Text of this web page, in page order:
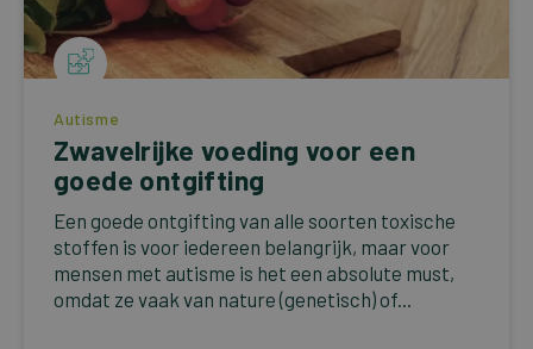
Autisme
Zwavelrijke voeding voor een
goede ontgifting
Een goede ontgifting van alle soorten toxische
stoffen is voor iedereen belangrijk, maar voor
mensen met autisme is het een absolute must,
omdat ze vaak van nature (genetisch) of...